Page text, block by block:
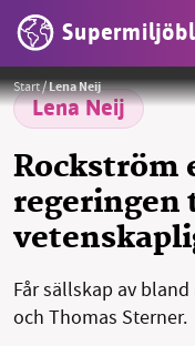
OMRÅDEN
MILJÖFAKTA
OM OSS
Sök
Start/Lena Neij
Lena Neij
Rockström
Får sällskap av
och Thomas Sterner.